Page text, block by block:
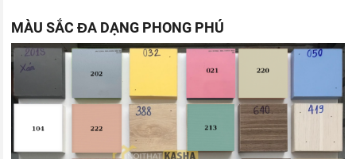
MÀU SẮC ĐA DẠNG PHONG PHÚ